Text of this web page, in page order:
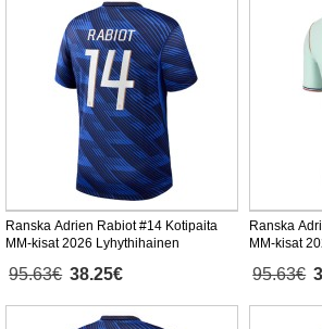
Ranska Adrien Rabiot #14 Kotipaita
MM-kisat 2026 Lyhythihainen
95.63€ 38.25€
Ranska
MM-kisat
95.63€